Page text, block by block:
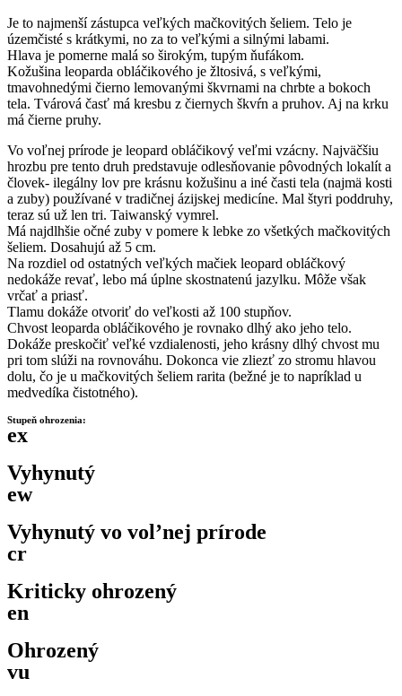
Je to najmenší zástupca veľkých mačkovitých šeliem. Telo je
územčisté s krátkymi, no za to veľkými a silnými labami.
Hlava je pomerne malá so širokým, tupým ňufákom.
Kožušina leoparda obláčikového je žltosivá, s veľkými,
tmavohnedými čierno lemovanými škvrnami na chrbte a bokoch
tela. Tvárová časť má kresbu z čiernych škvŕn a pruhov. Aj na krku
má čierne pruhy.
Vo voľnej prírode je leopard obláčikový veľmi vzácny. Najväčšiu
hrozbu pre tento druh predstavuje odlesňovanie pôvodných lokalít a
človek- ilegálny lov pre krásnu kožušinu a iné časti tela (najmä kosti
a zuby) používané v tradičnej ázijskej medicíne. Mal štyri poddruhy,
teraz sú už len tri. Taiwanský vymrel.
Má najdlhšie očné zuby v pomere k lebke zo všetkých mačkovitých
šeliem. Dosahujú až 5 cm.
Na rozdiel od ostatných veľkých mačiek leopard obláčkový
nedokáže revať, lebo má úplne skostnatenú jazylku. Môže však
vrčať a priasť.
Tlamu dokáže otvoriť do veľkosti až 100 stupňov.
Chvost leoparda obláčikového je rovnako dlhý ako jeho telo.
Dokáže preskočiť veľké vzdialenosti, jeho krásny dlhý chvost mu
pri tom slúži na rovnováhu. Dokonca vie zliezť zo stromu hlavou
dolu, čo je u mačkovitých šeliem rarita (bežné je to napríklad u
medvedíka čistotného).
Stupeň ohrozenia:
ex
Vyhynutý
ew
Vyhynutý vo vol’nej prírode
cr
Kriticky ohrozený
en
Ohrozený
vu